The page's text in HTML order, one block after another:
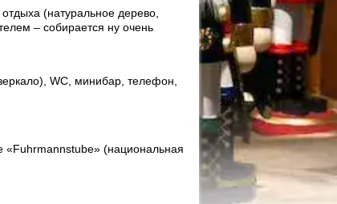
(натуральное дерево,
– собирается ну очень
WC, минибар, телефон,
«Fuhrmannstube» (национальная